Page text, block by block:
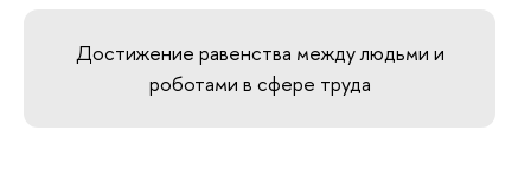
Достижение равенства между людьми и
роботами в сфере труда